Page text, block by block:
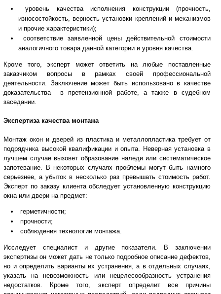
уровень качества исполнения конструкции (прочность,
износостойкость, верность установки креплений и механизмов
и прочие характеристики);
соответствие заявленной цены действительной стоимости
аналогичного товара данной категории и уровня качества.
Кроме того, эксперт может ответить на любые поставленные
заказчиком вопросы в рамках своей профессиональной
деятельности. Заключение может быть использовано в качестве
доказательства в претензионной работе, а также в судебном
заседании.
Экспертиза качества монтажа
Монтаж окон и дверей из пластика и металлопластика требует от
подрядчика высокой квалификации и опыта. Неверная установка в
лучшем случае вызовет образование наледи или систематическое
запотевание. В некоторых случаях проблемы могут быть намного
серьезнее, а убыток в несколько раз превышать стоимость работ.
Эксперт по заказу клиента обследует установленную конструкцию
окна или двери на предмет:
герметичности;
прочности;
соблюдения технологии монтажа.
Исследует специалист и другие показатели. В заключении
экспертизы он может дать не только подробное описание дефектов,
но и определить варианты их устранения, а в отдельных случаях,
указать на невозможность или нецелесообразность устранения
недостатков. Кроме того, эксперт определит все причины